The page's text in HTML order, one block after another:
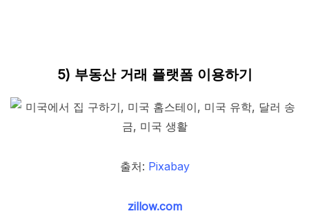
5) 부동산 거래 플랫폼 이용하기
출처: Pixabay
zillow.com